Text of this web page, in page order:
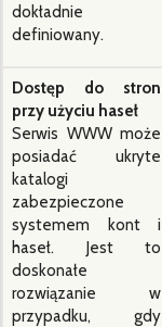
dokładnie
definiowany.
Dostęp do stron
przy użyciu haseł
Serwis WWW może
posiadać ukryte
katalogi
zabezpieczone
systemem kont i
haseł. Jest to
doskonałe
rozwiązanie w
przypadku, gdy